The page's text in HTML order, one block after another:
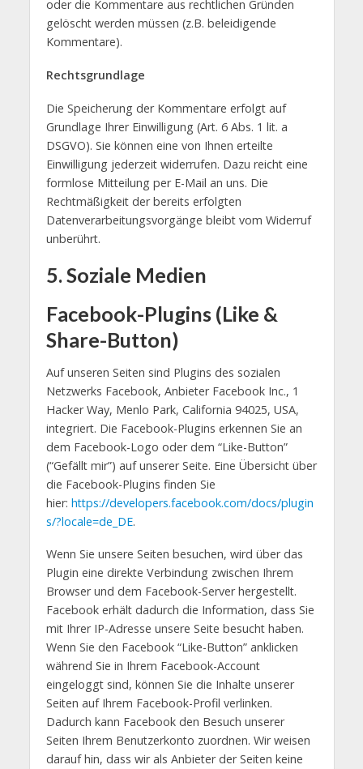
oder die Kommentare aus rechtlichen Gründen
gelöscht werden müssen (z.B. beleidigende
Kommentare).
Rechtsgrundlage
Die Speicherung der Kommentare erfolgt auf
Grundlage Ihrer Einwilligung (Art. 6 Abs. 1 lit. a
DSGVO). Sie können eine von Ihnen erteilte
Einwilligung jederzeit widerrufen. Dazu reicht eine
formlose Mitteilung per E-Mail an uns. Die
Rechtmäßigkeit der bereits erfolgten
Datenverarbeitungsvorgänge bleibt vom Widerruf
unberührt.
5. Soziale Medien
Facebook-Plugins (Like &
Share-Button)
Auf unseren Seiten sind Plugins des sozialen
Netzwerks Facebook, Anbieter Facebook Inc., 1
Hacker Way, Menlo Park, California 94025, USA,
integriert. Die Facebook-Plugins erkennen Sie an
dem Facebook-Logo oder dem “Like-Button”
(“Gefällt mir”) auf unserer Seite. Eine Übersicht über
die Facebook-Plugins finden Sie
hier: https://developers.facebook.com/docs/plugin
s/?locale=de_DE.
Wenn Sie unsere Seiten besuchen, wird über das
Plugin eine direkte Verbindung zwischen Ihrem
Browser und dem Facebook-Server hergestellt.
Facebook erhält dadurch die Information, dass Sie
mit Ihrer IP-Adresse unsere Seite besucht haben.
Wenn Sie den Facebook “Like-Button” anklicken
während Sie in Ihrem Facebook-Account
eingeloggt sind, können Sie die Inhalte unserer
Seiten auf Ihrem Facebook-Profil verlinken.
Dadurch kann Facebook den Besuch unserer
Seiten Ihrem Benutzerkonto zuordnen. Wir weisen
darauf hin, dass wir als Anbieter der Seiten keine